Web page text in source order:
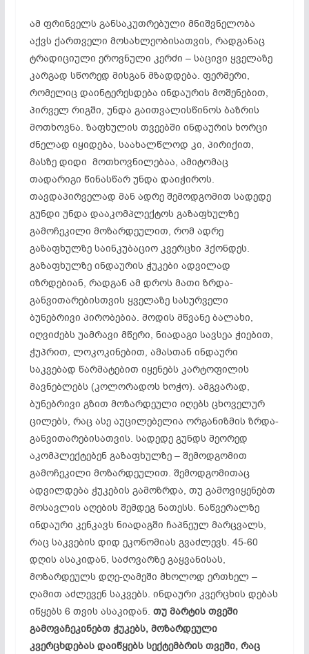
ამ ფრინველს განსაკუთრებული მნიშვნელობა
აქვს ქართველი მოსახლეობისათვის, რადგანაც
ტრადიციული ეროვნული კერძი – საცივი ყველაზე
კარგად სწორედ მისგან მზადდება. ფერმერი,
რომელიც დაინტერესდება ინდაურის მოშენებით,
პირველ რიგში, უნდა გაითვალისწინოს ბაზრის
მოთხოვნა. ზაფხულის თვეებში ინდაურის ხორცი
ძნელად იყიდება, საახალწლოდ კი, პირიქით,
მასზე დიდი მოთხოვნილებაა, ამიტომაც
თადარიგი წინასწარ უნდა დაიჭიროს.
თავდაპირველად მან ადრე შემოდგომით სადედე
გუნდი უნდა დააკომპლექტოს გაზაფხულზე
გამოჩეკილი მოზარდეულით, რომ ადრე
გაზაფხულზე საინკუბაციო კვერცხი ჰქონდეს.
გაზაფხულზე ინდაურის ჭუკები ადვილად
იზრდებიან, რადგან ამ დროს მათი ზრდა-
განვითარებისთვის ყველაზე სასურველი
ბუნებრივი პირობებია. მოდის მწვანე ბალახი,
იღვიძებს უამრავი მწერი, ნიადაგი სავსეა ჭიებით,
ჭუპრით, ლოკოკინებით, ამასთან ინდაური
საკვებად წარმატებით იყენებს კარტოფილის
მავნებლებს (კოლორადოს ხოჭო). ამგვარად,
ბუნებრივი გზით მოზარდეული იღებს ცხოველურ
ცილებს, რაც ასე აუცილებელია ორგანიზმის ზრდა-
განვითარებისათვის. სადედე გუნდს მეორედ
აკომპლექტებენ გაზაფხულზე – შემოდგომით
გამოჩეკილი მოზარდეულით. შემოდგომითაც
ადვილდება ჭუკების გამოზრდა, თუ გამოვიყენებთ
მოსავლის აღების შემდეგ ნათესს. ნაწვერალზე
ინდაური კენკავს ნიადაგში ჩაპნეულ მარცვალს,
რაც საკვების დიდ ეკონომიას გვაძლევს. 45-60
დღის ასაკიდან, საძოვარზე გაყვანისას,
მოზარდეულს დღე-ღამეში მხოლოდ ერთხელ –
ღამით აძლევენ საკვებს. ინდაური კვერცხის დებას
იწყებს 6 თვის ასაკიდან. თუ მარტის თვეში
გამოვაჩეკინებთ ჭუკებს, მოზარდეული
კვერცხდებას დაიწყებს სექტემბრის თვეში, რაც